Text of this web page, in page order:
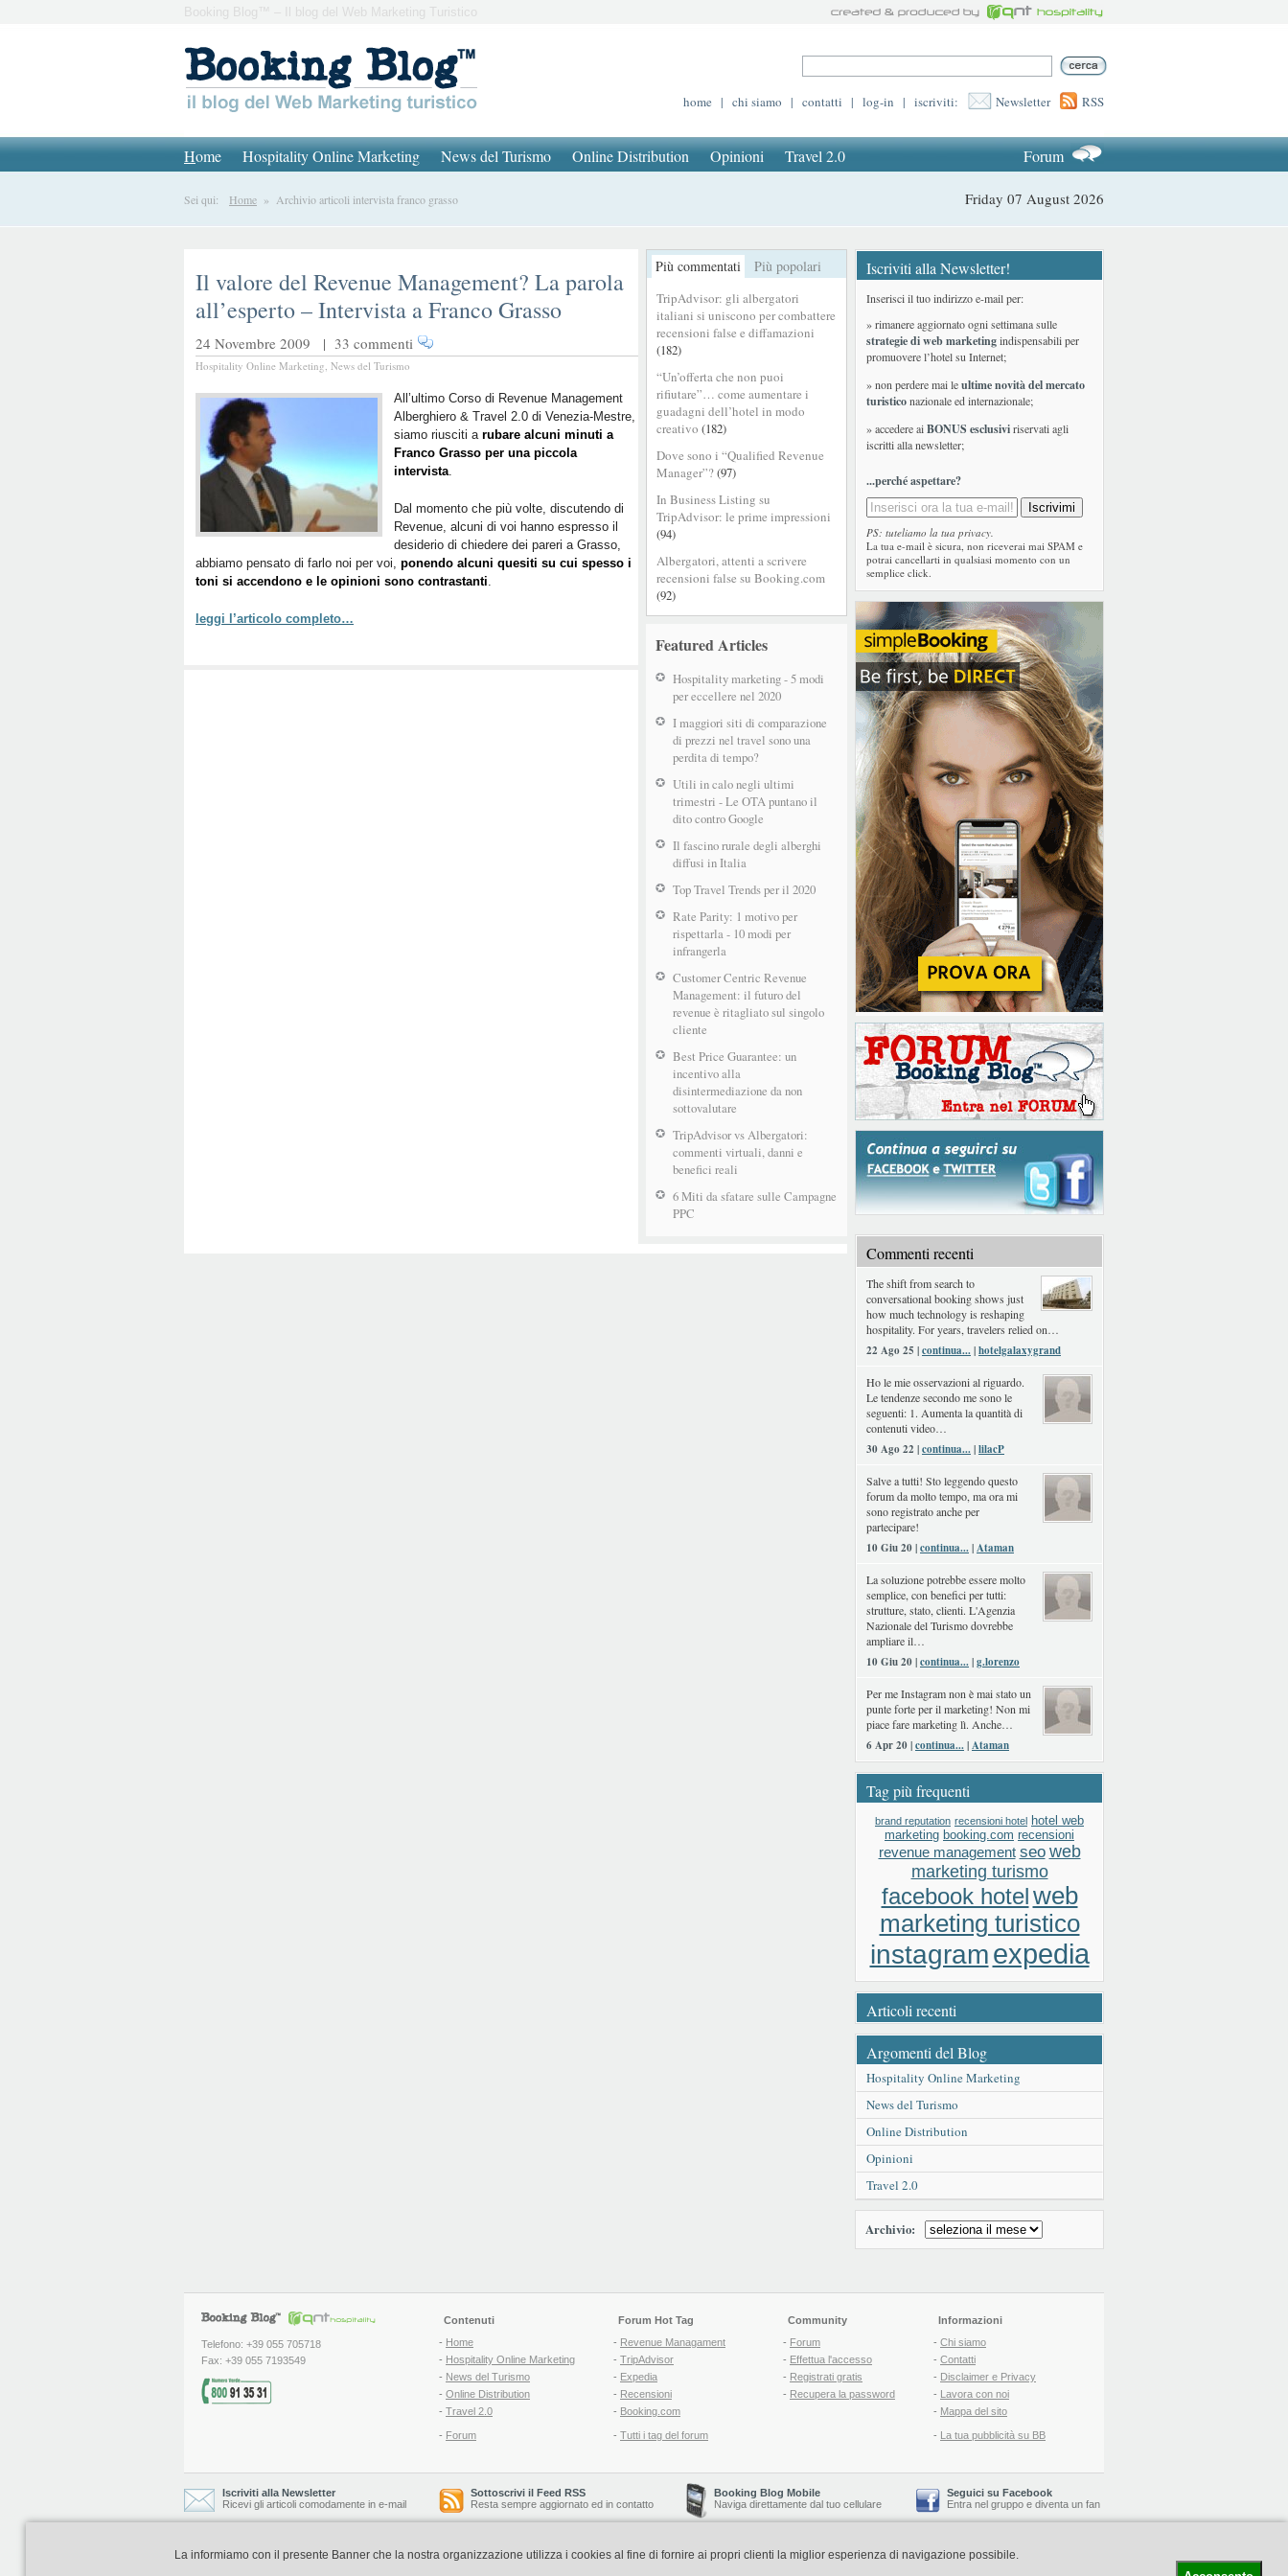
Booking Blog™ – Il blog del Web Marketing Turistico
home | chi siamo | contatti | log-in | iscriviti: Newsletter RSS
Home Hospitality Online Marketing News del Turismo Online Distribution Opinioni Travel 2.0 Forum
Sei qui: Home » Archivio articoli intervista franco grasso Friday 07 August 2026
Più commentati Più popolari
TripAdvisor: gli albergatori
italiani si uniscono per combattere
recensioni false e diffamazioni
(182)
“Un’offerta che non puoi
rifiutare”… come aumentare i
guadagni dell’hotel in modo
creativo (182)
Dove sono i “Qualified Revenue
Manager”?(97)
In Business Listing su
TripAdvisor: le prime impressioni
(94)
Albergatori, attenti a scrivere
recensioni false su Booking.com
(92)
Featured Articles
Hospitality marketing - 5 modi
per eccellere nel 2020
I maggiori siti di comparazione
di prezzi nel travel sono una
perdita di tempo?
Utili in calo negli ultimi
trimestri - Le OTA puntano il
dito contro Google
Il fascino rurale degli alberghi
diffusi in Italia
Top Travel Trends per il 2020
Rate Parity: 1 motivo per
rispettarla - 10 modi per
infrangerla
Customer Centric Revenue
Management: il futuro del
revenue è ritagliato sul singolo
cliente
Best Price Guarantee: un
incentivo alla
disintermediazione da non
sottovalutare
TripAdvisor vs Albergatori:
commenti virtuali, danni e
benefici reali
6 Miti da sfatare sulle Campagne
PPC
Il valore del Revenue Management? La parola
all’esperto – Intervista a Franco Grasso
24 Novembre 2009 | 33 commenti
Hospitality Online Marketing, News del Turismo
All’ultimo Corso di Revenue Management
Alberghiero & Travel 2.0 di Venezia-Mestre,
siamo riusciti a rubare alcuni minuti a
Franco Grasso per una piccola
intervista.
Dal momento che più volte, discutendo di
Revenue, alcuni di voi hanno espresso il
desiderio di chiedere dei pareri a Grasso,
abbiamo pensato di farlo noi per voi, ponendo alcuni quesiti su cui spesso i
toni si accendono e le opinioni sono contrastanti.
leggi l’articolo completo…
Iscriviti alla Newsletter!
Inserisci il tuo indirizzo e-mail per:
» rimanere aggiornato ogni settimana sulle
strategie di web marketingindispensabili per
promuovere l’hotel su Internet;
» non perdere mai leultime novità del mercato
turisticonazionale ed internazionale;
» accedere aiBONUS esclusiviriservati agli
iscritti alla newsletter;
...perché aspettare?
PS: tuteliamo la tua privacy.
La tua e-mail è sicura, non riceverai mai SPAM e
potrai cancellarti in qualsiasi momento con un
semplice click.
Commenti recenti
The shift from search to
conversational booking shows just
how much technology is reshaping
hospitality. For years, travelers relied on…
22 Ago 25 |continua...|hotelgalaxygrand
Ho le mie osservazioni al riguardo.
Le tendenze secondo me sono le
seguenti: 1. Aumenta la quantità di
contenuti video…
30 Ago 22 |continua...|lilacP
Salve a tutti! Sto leggendo questo
forum da molto tempo, ma ora mi
sono registrato anche per
partecipare!
10 Giu 20 |continua...|Ataman
La soluzione potrebbe essere molto
semplice, con benefici per tutti:
strutture, stato, clienti. L'Agenzia
Nazionale del Turismo dovrebbe
ampliare il…
10 Giu 20 |continua...|g.lorenzo
Per me Instagram non è mai stato un
punte forte per il marketing! Non mi
piace fare marketing lì. Anche…
6 Apr 20 |continua...|Ataman
Tag più frequenti
brand reputation recensioni hotel hotel web
marketing booking.com recensioni
revenue management seo web
marketing turismo
facebook hotelweb
marketing turistico
instagramexpedia
Articoli recenti
Argomenti del Blog
Hospitality Online Marketing
News del Turismo
Online Distribution
Opinioni
Travel 2.0
Archivio:
Telefono: +39 055 705718
Fax: +39 055 7193549
Contenuti
- Home
- Hospitality Online Marketing
- News del Turismo
- Online Distribution
- Travel 2.0
- Forum
Forum Hot Tag
- Revenue Managament
- TripAdvisor
- Expedia
- Recensioni
- Booking.com
- Tutti i tag del forum
Community
- Forum
- Effettua l'accesso
- Registrati gratis
- Recupera la password
Informazioni
- Chi siamo
- Contatti
- Disclaimer e Privacy
- Lavora con noi
- Mappa del sito
- La tua pubblicità su BB
Iscriviti alla Newsletter
Ricevi gli articoli comodamente in e-mail
Sottoscrivi il Feed RSS
Resta sempre aggiornato ed in contatto
Booking Blog Mobile
Naviga direttamente dal tuo cellulare
Seguici su Facebook
Entra nel gruppo e diventa un fan
Booking Blog è realizzato e curato da Copyright © 2006-2026 QNT S.r.l. Socio Unico -www.qnt.it-Booking Blog™ -Il blog del Web Marketing Turistico
La informiamo con il presente Banner che la nostra organizzazione utilizza i cookies al fine di fornire ai propri clienti la miglior esperienza di navigazione possibile.